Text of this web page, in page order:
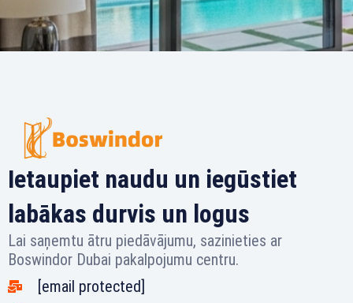
Ietaupiet naudu un iegūstiet
labākas durvis un logus
Lai saņemtu ātru piedāvājumu, sazinieties ar
Boswindor Dubai pakalpojumu centru.
[email protected]